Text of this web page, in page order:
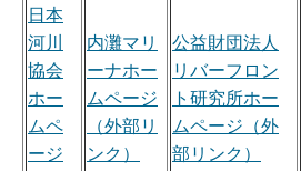
日本
河川
協会
ホー
ムペ
ージ
内灘マリ
ーナホー
ムページ
（外部リ
ンク）
公益財団法人
リバーフロン
ト研究所ホー
ムページ（外
部リンク）